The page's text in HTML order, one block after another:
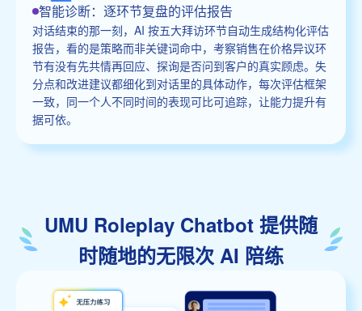
智能诊断：逐环节复盘的评估报告
对话结束的那一刻，AI 按五大拜访环节自动生成结构化评估
报告，看的是策略而非关键词命中，考察销售在价格异议环
节有没有先共情再回应、探询是否问到客户的真实顾虑。失
分点和改进建议都细化到对话里的具体动作，每次评估框架
一致，同一个人不同时间的表现可比可追踪，让能力提升有
据可依。
UMU Roleplay Chatbot 提供随
时随地的无限次 AI 陪练